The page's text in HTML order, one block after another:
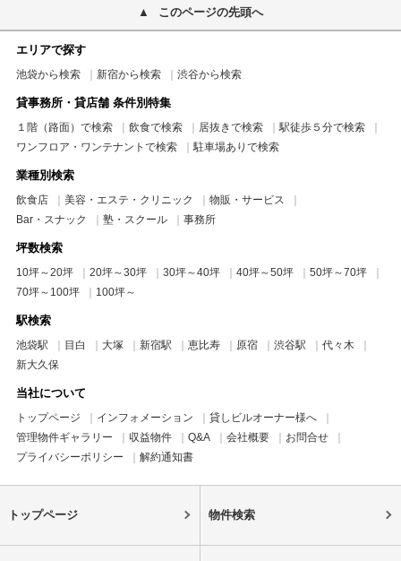
このページの先頭へ
エリアで探す
池袋から検索 新宿から検索 渋谷から検索
貸事務所・貸店舗 条件別特集
１階（路面）で検索 飲食で検索 居抜きで検索
駅徒歩５分で検索
ワンフロア・ワンテナントで検索
駐車場ありで検索
業種別検索
飲食店 美容・エステ・クリニック
物販・サービス
Bar・スナック
塾・スクール 事務所
坪数検索
10坪～20坪 20坪～30坪 30坪～40坪 40坪～50坪
50坪～70坪
70坪～100坪
100坪～
駅検索
池袋駅 目白 大塚 新宿駅 恵比寿 原宿 渋谷駅
代々木
新大久保
当社について
トップページ インフォメーション
貸しビルオーナー様へ
管理物件ギャラリー
収益物件 Q&A 会社概要
お問合せ
プライバシーポリシー
解約通知書
トップページ 物件検索